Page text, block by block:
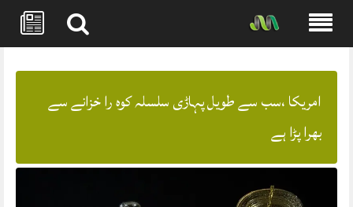
امریکا ،سب سے طویل پہاڑی سلسلہ کوہ را خزانے سے
بھرا پڑا ہے